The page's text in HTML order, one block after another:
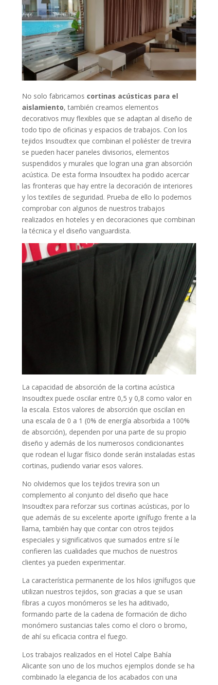
No solo fabricamos cortinas acústicas para el
aislamiento, también creamos elementos
decorativos muy flexibles que se adaptan al diseño de
todo tipo de oficinas y espacios de trabajos. Con los
tejidos Insoudtex que combinan el poliéster de trevira
se pueden hacer paneles divisorios, elementos
suspendidos y murales que logran una gran absorción
acústica. De esta forma Insoudtex ha podido acercar
las fronteras que hay entre la decoración de interiores
y los textiles de seguridad. Prueba de ello lo podemos
comprobar con algunos de nuestros trabajos
realizados en hoteles y en decoraciones que combinan
la técnica y el diseño vanguardista.
La capacidad de absorción de la cortina acústica
Insoudtex puede oscilar entre 0,5 y 0,8 como valor en
la escala. Estos valores de absorción que oscilan en
una escala de 0 a 1 (0% de energía absorbida a 100%
de absorción), dependen por una parte de su propio
diseño y además de los numerosos condicionantes
que rodean el lugar físico donde serán instaladas estas
cortinas, pudiendo variar esos valores.
No olvidemos que los tejidos trevira son un
complemento al conjunto del diseño que hace
Insoudtex para reforzar sus cortinas acústicas, por lo
que además de su excelente aporte ignífugo frente a la
llama, también hay que contar con otros tejidos
especiales y significativos que sumados entre sí le
confieren las cualidades que muchos de nuestros
clientes ya pueden experimentar.
La característica permanente de los hilos ignífugos que
utilizan nuestros tejidos, son gracias a que se usan
fibras a cuyos monómeros se les ha aditivado,
formando parte de la cadena de formación de dicho
monómero sustancias tales como el cloro o bromo,
de ahí su eficacia contra el fuego.
Los trabajos realizados en el Hotel Calpe Bahía
Alicante son uno de los muchos ejemplos donde se ha
combinado la elegancia de los acabados con una